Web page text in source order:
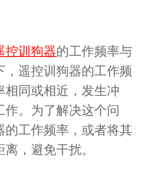
控训狗器的工作频率与
，遥控训狗器的工作频
相同或相近，发生冲
作。为了解决这个问
的工作频率，或者将其
，避免干扰。